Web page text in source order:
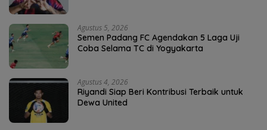
Agustus 5, 2026
Semen Padang FC Agendakan 5 Laga Uji
Coba Selama TC di Yogyakarta
Agustus 4, 2026
Riyandi Siap Beri Kontribusi Terbaik untuk
Dewa United